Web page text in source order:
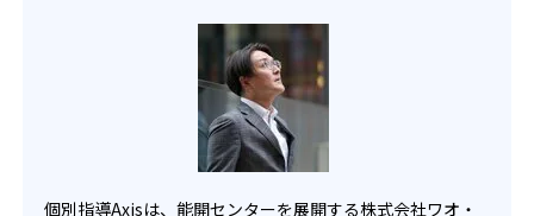
東京純心女子中学校 -
大妻中野中学校 -
個別指導Axisは、能開センターを展開する株式会社ワオ・